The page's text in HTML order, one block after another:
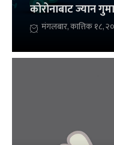
कोरोनाबाट ज्यान
मंगलबार, कात्तिक १८,